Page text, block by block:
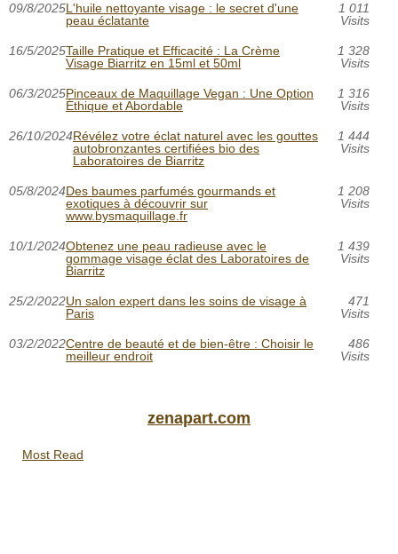
09/8/2025L'huile nettoyante visage : le secret d'une
peau éclatante
1 011
Visits
16/5/2025Taille Pratique et Efficacité : La Crème
Visage Biarritz en 15ml et 50ml
1 328
Visits
06/3/2025Pinceaux de Maquillage Vegan : Une Option
Éthique et Abordable
1 316
Visits
26/10/2024Révélez votre éclat naturel avec les gouttes
autobronzantes certifiées bio des
Laboratoires de Biarritz
1 444
Visits
05/8/2024Des baumes parfumés gourmands et
exotiques à découvrir sur
www.bysmaquillage.fr
1 208
Visits
10/1/2024Obtenez une peau radieuse avec le
gommage visage éclat des Laboratoires de
Biarritz
1 439
Visits
25/2/2022Un salon expert dans les soins de visage à
Paris
471
Visits
03/2/2022Centre de beauté et de bien-être : Choisir le
meilleur endroit
486
Visits
zenapart.com
Most Read